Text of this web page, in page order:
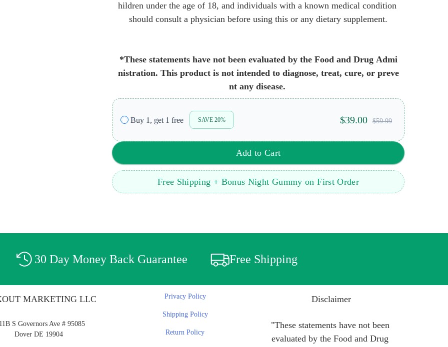
hildren under the age of 18, and individuals with a known medical condition
should consult a physician before using this or any dietary supplement.
*These statements have not been evaluated by the Food and Drug Admi
nistration. This product is not intended to diagnose, treat, cure, or preve
nt any disease.
Buy 1, get 1 free SAVE 20% $39.00 $59.99
Add to Cart
Free Shipping + Bonus Night Gummy on First Order
30 Day Money Back Guarantee Free Shipping
MARKETING LLC
S Governors Ave # 95085
Dover DE 19904
Privacy Policy
Shipping Policy
Return Policy
Disclaimer
"These statements have not been
evaluated by the Food and Drug